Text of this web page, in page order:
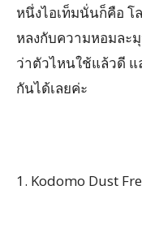
หนึ่งไอเท็มนั่นก็คือ โ
หลงกับความหอมละ
ว่าตัวไหนใช้แล้วดี
กันได้เลยค่ะ
1. Kodomo Dust